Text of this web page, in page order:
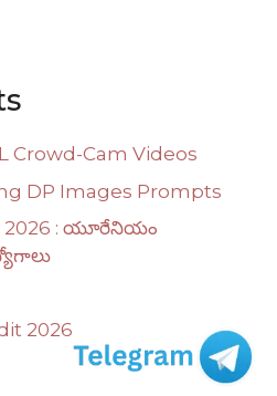
Crowd-Cam Videos
DP Images Prompts
2026 : యూరేనియం
2026